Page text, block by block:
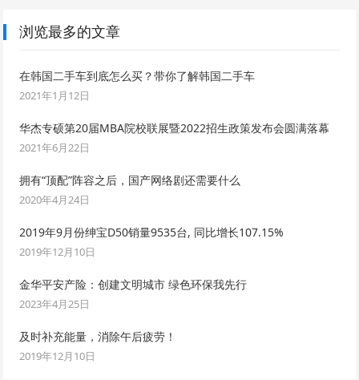
浏览最多的文章
在韩国二手车到底怎么买？带你了解韩国二手车
2021年1月12日
华杰专硕第20届MBA院校联展暨2022招生政策发布会圆满落幕
2021年6月22日
拥有“顶配”阵容之后，国产网络剧还需要什么
2020年4月24日
2019年9月份绅宝D50销量9535台, 同比增长107.15%
2019年12月10日
金华平安产险：创建文明城市 绿色环保我先行
2023年4月25日
及时补充能量，消除午后疲劳！
2019年12月10日